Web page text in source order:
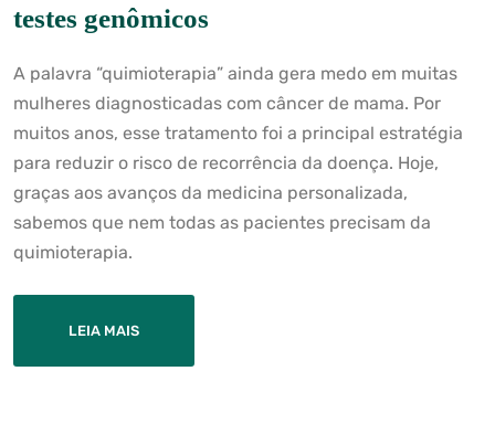
testes genômicos
A palavra “quimioterapia” ainda gera medo em muitas
mulheres diagnosticadas com câncer de mama. Por
muitos anos, esse tratamento foi a principal estratégia
para reduzir o risco de recorrência da doença. Hoje,
graças aos avanços da medicina personalizada,
sabemos que nem todas as pacientes precisam da
quimioterapia.
LEIA MAIS